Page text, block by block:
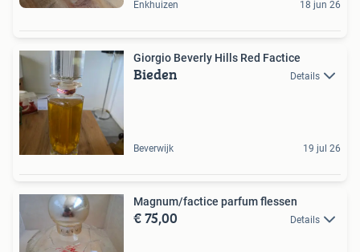
Enkhuizen 18 jun 26
Giorgio Beverly Hills Red Factice
Bieden Details
Beverwijk 19 jul 26
Magnum/factice parfum flessen
€ 75,00 Details